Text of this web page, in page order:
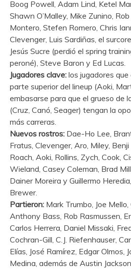
Boog Powell, Adam Lind, Ketel
Shawn O’Malley, Mike Zunino,
Montero, Stefen Romero, Chris
Clevenger, Luis Sardiñas, el
Jesús Sucre (perdió el spring
peroné), Steve Baron y Ed Lucas.
Jugadores clave: los jugadores
parte superior del lineup (Aoki,
embasarse para que el grueso de
(Cruz, Canó, Seager) tengan la
más carreras.
Nuevos rostros: Dae-Ho Lee,
Fratus, Clevenger, Aro, Miley,
Roach, Aoki, Rollins, Zych, Cook,
Wieland, Casey Coleman, Brad
Dainer Moreira y Guillermo
Brewer.
Partieron: Mark Trumbo, Joe
Anthony Bass, Rob Rasmussen,
Carlos Herrera, Daniel Missaki,
Cochran-Gill, C.J. Riefenhauser,
Elías, José Ramírez, Edgar Olmos,
Medina, además de Austin